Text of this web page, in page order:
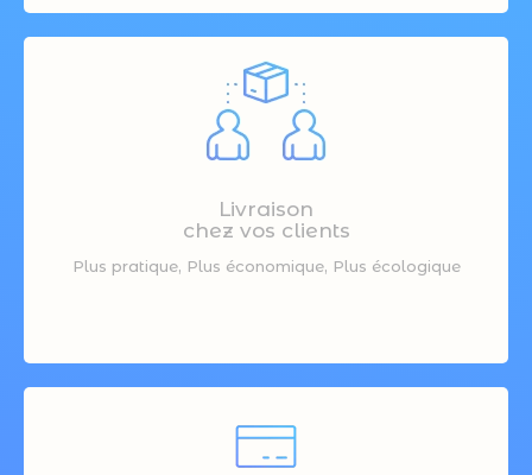
Livraison
chez vos clients
Plus pratique, Plus économique, Plus écologique